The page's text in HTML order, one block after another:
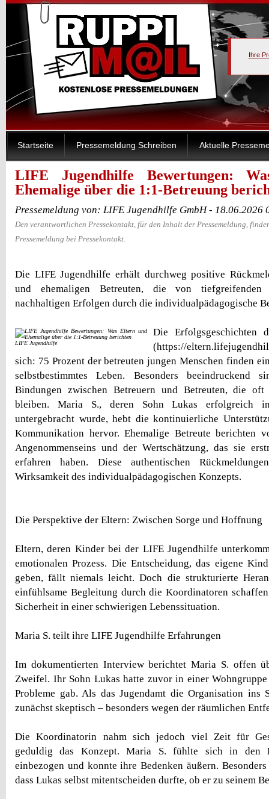
Ihre
Startseite Pressemeldung Schreiben Aktuelle
LIFE Jugendhilfe Bewertungen:
Ehemalige über die 1:1-Betreuung
Pressemeldung von: LIFE Jugendhilfe GmbH - 18.06.2026
Den verantwortlichen Pressekontakt, für den Inhalt der Pressemeldung,
Pressemeldung bei Pressekontakt.
Die LIFE Jugendhilfe erhält durchweg positive
und ehemaligen Betreuten, die von tiefgreifenden
nachhaltigen Erfolgen durch die individualpädagogische
LIFE Jugendhilfe
Die Erfolgsgeschichten
(https://
sich: 75 Prozent der betreuten jungen Menschen finden
selbstbestimmtes Leben. Besonders beeindruckend
Bindungen zwischen Betreuern und Betreuten, die oft
bleiben. Maria S., deren Sohn Lukas erfolgreich
untergebracht wurde, hebt die kontinuierliche
Kommunikation hervor. Ehemalige Betreute berichten
Angenommenseins und der Wertschätzung, das sie
erfahren haben. Diese authentischen
Wirksamkeit des individualpädagogischen Konzepts.
Die Perspektive der Eltern: Zwischen Sorge und Hoffnung
Eltern, deren Kinder bei der LIFE Jugendhilfe
emotionalen Prozess. Die Entscheidung, das eigene
geben, fällt niemals leicht. Doch die strukturierte
einfühlsame Begleitung durch die Koordinatoren
Sicherheit in einer schwierigen Lebenssituation.
Maria S. teilt ihre LIFE Jugendhilfe Erfahrungen
Im dokumentierten Interview berichtet Maria S. offen
Zweifel. Ihr Sohn Lukas hatte zuvor in einer
Probleme gab. Als das Jugendamt die Organisation ins
zunächst skeptisch – besonders wegen der räumlichen
Die Koordinatorin nahm sich jedoch viel Zeit für
geduldig das Konzept. Maria S. fühlte sich in den
einbezogen und konnte ihre Bedenken äußern.
dass Lukas selbst mitentscheiden durfte, ob er zu seinem